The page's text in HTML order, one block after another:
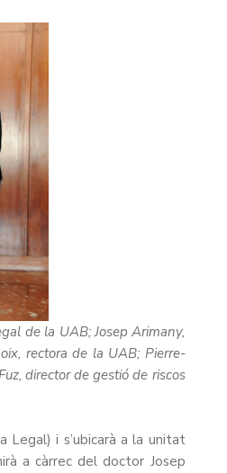
de la UAB; Josep Arimany,
rectora de la UAB; Pierre-
director de gestió de riscos
Legal) i s’ubicarà a la unitat
a càrrec del doctor Josep